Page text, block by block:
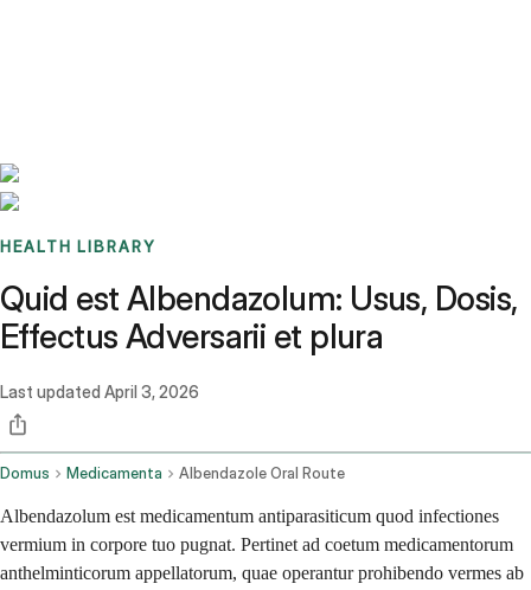
HEALTH LIBRARY
Quid est Albendazolum: Usus, Dosis,
Effectus Adversarii et plura
Last updated April 3, 2026
Domus Medicamenta Albendazole Oral Route
Albendazolum est medicamentum antiparasiticum quod infectiones
vermium in corpore tuo pugnat. Pertinet ad coetum medicamentorum
anthelminticorum appellatorum, quae operantur prohibendo vermes ab